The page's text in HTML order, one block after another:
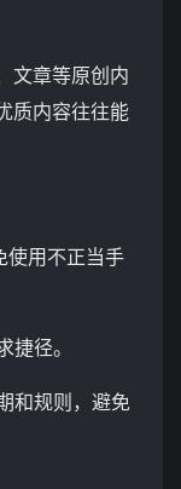
文章等原创内
质内容往往能
使用不正当手
捷径。
和规则，避免